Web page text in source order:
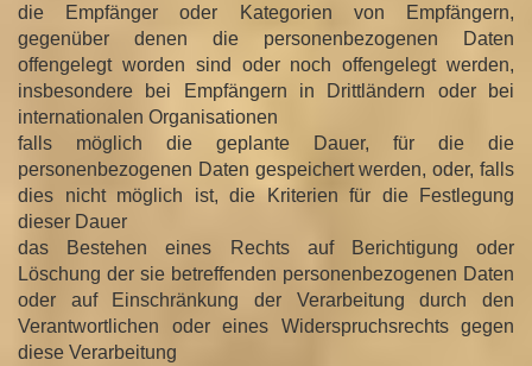
die Empfänger oder Kategorien von Empfängern,
gegenüber denen die personenbezogenen Daten
offengelegt worden sind oder noch offengelegt werden,
insbesondere bei Empfängern in Drittländern oder bei
internationalen Organisationen
falls möglich die geplante Dauer, für die die
personenbezogenen Daten gespeichert werden, oder, falls
dies nicht möglich ist, die Kriterien für die Festlegung
dieser Dauer
das Bestehen eines Rechts auf Berichtigung oder
Löschung der sie betreffenden personenbezogenen Daten
oder auf Einschränkung der Verarbeitung durch den
Verantwortlichen oder eines Widerspruchsrechts gegen
diese Verarbeitung